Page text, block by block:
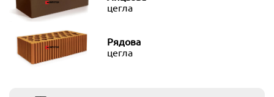
цегла
Рядова
цегла